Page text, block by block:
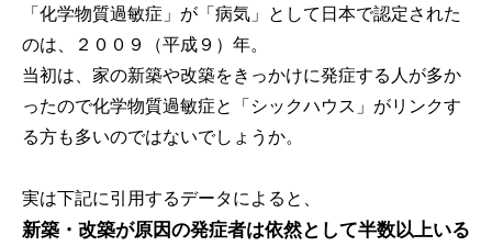
「化学物質過敏症」が「病気」として日本で認定された
のは、２００９（平成９）年。
当初は、家の新築や改築をきっかけに発症する人が多か
ったので化学物質過敏症と「シックハウス」がリンクす
る方も多いのではないでしょうか。
実は下記に引用するデータによると、
新築・改築が原因の発症者は依然として半数以上いる